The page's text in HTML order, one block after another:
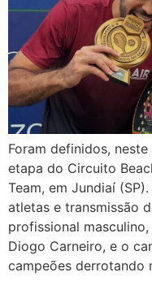
Foram definidos,
etapa do Circuito
Team, em Jundiaí
atletas e transmissão
profissional
Diogo Carneiro, e o
campeões derrotando